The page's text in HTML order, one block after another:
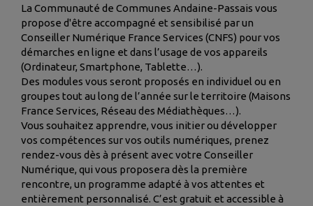
La Communauté de Communes Andaine-Passais vous
propose d'être accompagné et sensibilisé par un
Conseiller Numérique France Services (CNFS) pour vos
démarches en ligne et dans l’usage de vos appareils
(Ordinateur, Smartphone, Tablette…).
Des modules vous seront proposés en individuel ou en
groupes tout au long de l’année sur le territoire (Maisons
France Services, Réseau des Médiathèques…).
Vous souhaitez apprendre, vous initier ou développer
vos compétences sur vos outils numériques, prenez
rendez-vous dès à présent avec votre Conseiller
Numérique, qui vous proposera dès la première
rencontre, un programme adapté à vos attentes et
entièrement personnalisé. C’est gratuit et accessible à